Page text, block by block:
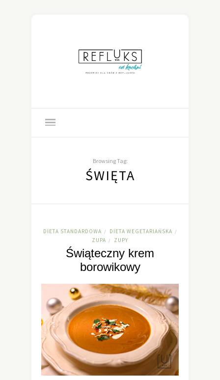
Browsing Tag:
ŚWIĘTA
DIETA STANDARDOWA / DIETA WEGETARIAŃSKA /
ZUPA / ZUPY
Świąteczny krem
borowikowy